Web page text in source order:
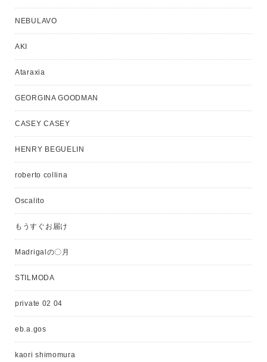
NEBULAVO
AKI
Ataraxia
GEORGINA GOODMAN
CASEY CASEY
HENRY BEGUELIN
roberto collina
Oscalito
もうすぐお届け
Madrigalの〇月
STILMODA
private 02 04
eb.a.gos
kaori shimomura